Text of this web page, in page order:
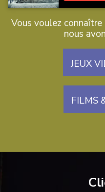
Vous voulez
nous
JEUX
FILMS